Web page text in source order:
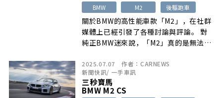
BMW M2 後驅跑車
關於BMW的高性能車款「M2」，在社群
媒體上已經引發了各種討論與評論。 對
純正BMW迷來說，「M2」真的是無法
2025.07.07 作者： CARNEWS
新聞快訊/ 一手車訊
三秒寶馬
BMW M2 CS